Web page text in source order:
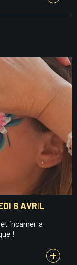
8 AVRIL
incarner la
!